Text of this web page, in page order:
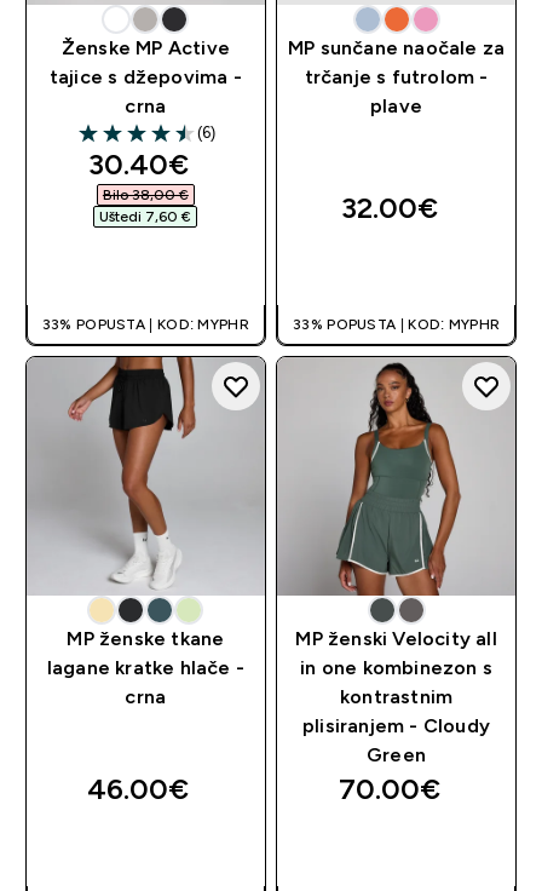
Ženske MP Active
tajice s džepovima -
crna
4.5 out of 5 stars
(6)
discounted price
30.40€‎
Bilo 38,00 €‎
Uštedi 7,60 €‎
33% POPUSTA | KOD: MYPHR
MP sunčane naočale za
trčanje s futrolom -
plave
32.00€‎
33% POPUSTA | KOD: MYPHR
MP ženske tkane
lagane kratke hlače -
crna
46.00€‎
MP ženski Velocity all
in one kombinezon s
kontrastnim
plisiranjem - Cloudy
Green
70.00€‎